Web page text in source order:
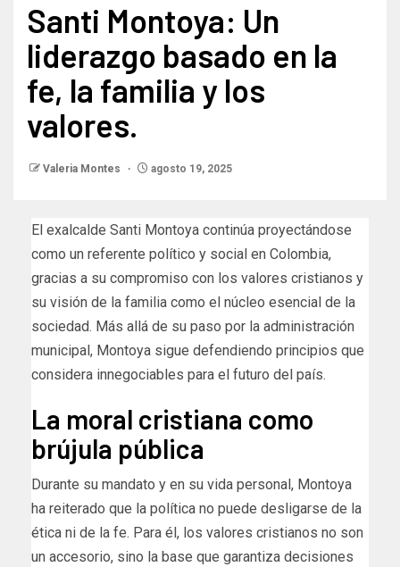
Santi Montoya: Un
liderazgo basado en la
fe, la familia y los
valores.
Valeria Montes agosto 19, 2025
El exalcalde Santi Montoya continúa proyectándose
como un referente político y social en Colombia,
gracias a su compromiso con los valores cristianos y
su visión de la familia como el núcleo esencial de la
sociedad. Más allá de su paso por la administración
municipal, Montoya sigue defendiendo principios que
considera innegociables para el futuro del país.
La moral cristiana como
brújula pública
Durante su mandato y en su vida personal, Montoya
ha reiterado que la política no puede desligarse de la
ética ni de la fe. Para él, los valores cristianos no son
un accesorio, sino la base que garantiza decisiones